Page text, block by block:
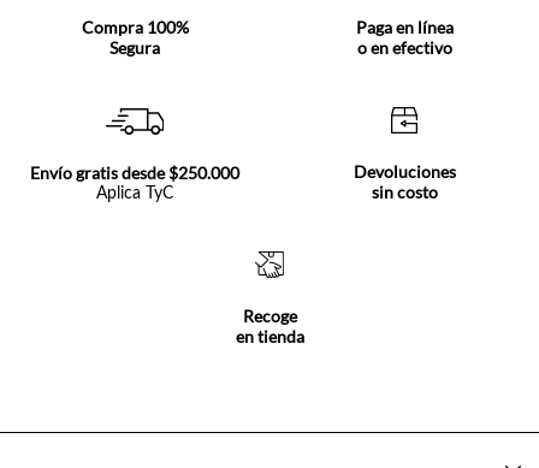
Compra 100%
Segura
Paga en línea
o en efectivo
Envío gratis desde $250.000
Aplica TyC
Devoluciones
sin costo
Recoge
en tienda